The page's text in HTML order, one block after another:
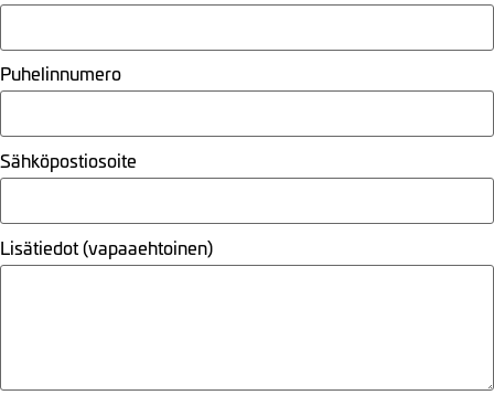
Puhelinnumero
Sähköpostiosoite
Lisätiedot (vapaaehtoinen)